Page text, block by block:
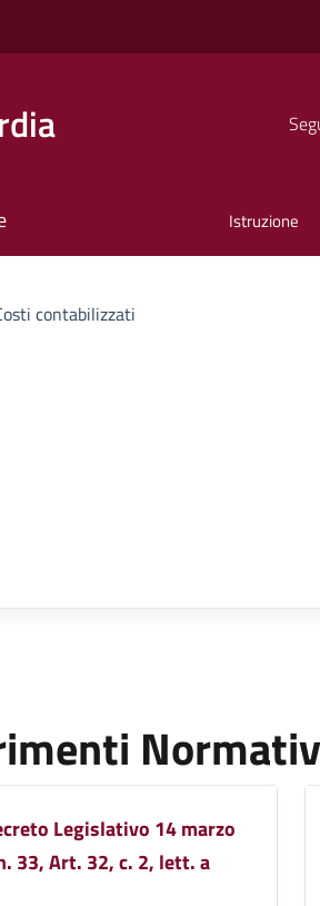
Istruzione
contabilizzati
Legislativo 14 marzo
33, Art. 32, c. 2, lett. a